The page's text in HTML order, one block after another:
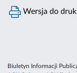
Wersja do
Biuletyn Informacji